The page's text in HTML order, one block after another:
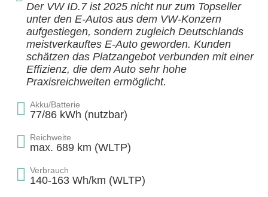
Akku/Batterie
77/86 kWh (nutzbar)
Reichweite
max. 689 km (WLTP)
Verbrauch
140-163 Wh/km (WLTP)
Der VW ID.7 ist 2025 nicht nur zum Topseller
unter den E-Autos aus dem VW-Konzern
aufgestiegen, sondern zugleich Deutschlands
meistverkauftes E-Auto geworden. Kunden
schätzen das Platzangebot verbunden mit einer
Effizienz, die dem Auto sehr hohe
Praxisreichweiten ermöglicht.